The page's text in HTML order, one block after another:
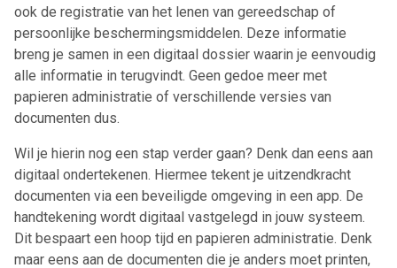
ook de registratie van het lenen van gereedschap of
persoonlijke beschermingsmiddelen. Deze informatie
breng je samen in een digitaal dossier waarin je eenvoudig
alle informatie in terugvindt. Geen gedoe meer met
papieren administratie of verschillende versies van
documenten dus.
Wil je hierin nog een stap verder gaan? Denk dan eens aan
digitaal ondertekenen. Hiermee tekent je uitzendkracht
documenten via een beveiligde omgeving in een app. De
handtekening wordt digitaal vastgelegd in jouw systeem.
Dit bespaart een hoop tijd en papieren administratie. Denk
maar eens aan de documenten die je anders moet printen,